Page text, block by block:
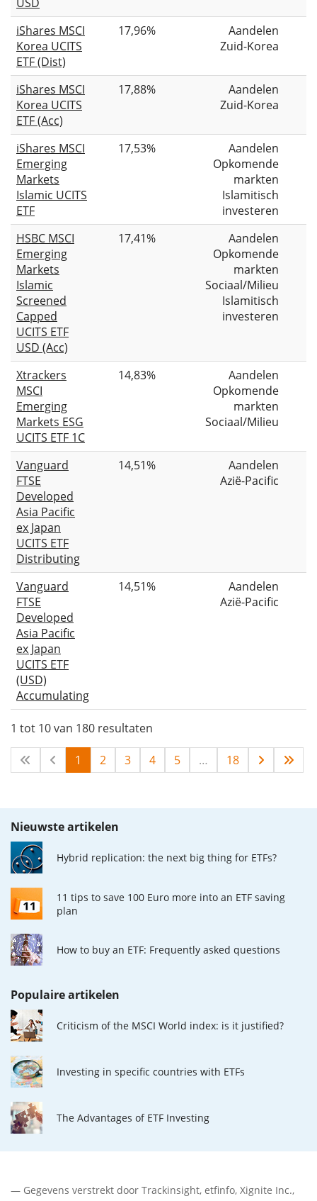
iShares MSCI
Korea UCITS
ETF (Dist)
17,96%
Aandelen
Zuid-Korea
iShares MSCI
Korea UCITS
ETF (Acc)
17,88%
Aandelen
Zuid-Korea
iShares MSCI
Emerging
Markets
Islamic UCITS
ETF
17,53%
Aandelen
Opkomende
markten
Islamitisch
investeren
HSBC MSCI
Emerging
Markets
Islamic
Screened
Capped
UCITS ETF
USD (Acc)
17,41%
Aandelen
Opkomende
markten
Sociaal/Milieu
Islamitisch
investeren
Xtrackers
MSCI
Emerging
Markets ESG
UCITS ETF 1C
14,83%
Aandelen
Opkomende
markten
Sociaal/Milieu
Vanguard
FTSE
Developed
Asia Pacific
ex Japan
UCITS ETF
Distributing
14,51%
Aandelen
Azië-Pacific
Vanguard
FTSE
Developed
Asia Pacific
ex Japan
UCITS ETF
(USD)
Accumulating
14,51%
Aandelen
Azië-Pacific
1 tot 10 van 180 resultaten
1 2 3 4 5 … 18
Nieuwste artikelen
Hybrid replication: the next big thing for ETFs?
11 tips to save 100 Euro more into an ETF saving
plan
How to buy an ETF: Frequently asked questions
Populaire artikelen
Criticism of the MSCI World index: is it justified?
Investing in specific countries with ETFs
The Advantages of ETF Investing
— Gegevens verstrekt door Trackinsight, etfinfo, Xignite Inc.,